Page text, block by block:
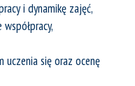
i dynamikę zajęć,
uczenia się oraz ocenę